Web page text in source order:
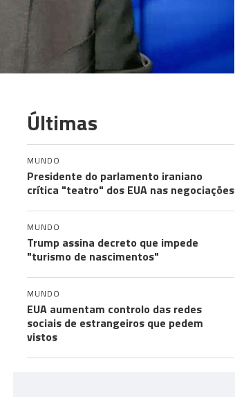
Últimas
MUNDO
Presidente do parlamento iraniano
crítica "teatro" dos EUA nas negociações
MUNDO
Trump assina decreto que impede
"turismo de nascimentos"
MUNDO
EUA aumentam controlo das redes
sociais de estrangeiros que pedem
vistos